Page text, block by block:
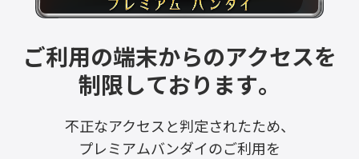
ご利用の端末からのアクセスを
制限しております。
不正なアクセスと判定されたため、
プレミアムバンダイのご利用を